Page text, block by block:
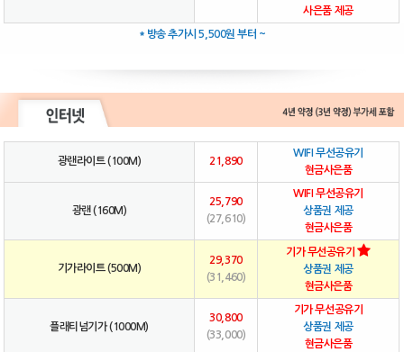
사은품 제공
* 방송 추가시 5,500원 부터 ~
광랜라이트 (100M) 21,890
WIFI 무선공유기
현금사은품
광랜 (160M)
25,790
(27,610)
WIFI 무선공유기
상품권 제공
현금사은품
기가라이트 (500M)
29,370
(31,460)
기가 무선공유기
상품권 제공
현금사은품
플래티넘기가 (1000M)
30,800
(33,000)
기가 무선공유기
상품권 제공
현금사은품